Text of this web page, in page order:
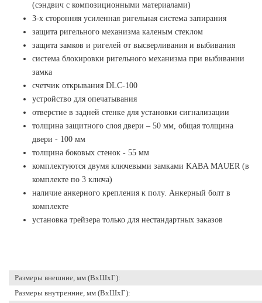
(сэндвич с композиционными материалами)
3-х сторонняя усиленная ригельная система запирания
защита ригельного механизма каленым стеклом
защита замков и ригелей от высверливания и выбивания
система блокировки ригельного механизма при выбивании
замка
счетчик открывания DLC-100
устройство для опечатывания
отверстие в задней стенке для установки сигнализации
толщина защитного слоя двери – 50 мм, общая толщина
двери - 100 мм
толщина боковых стенок - 55 мм
комплектуются двумя ключевыми замками KABA MAUER (в
комплекте по 3 ключа)
наличие анкерного крепления к полу. Анкерный болт в
комплекте
установка трейзера только для нестандартных заказов
Размеры внешние, мм (ВхШхГ):
Размеры внутренние, мм (ВхШхГ):